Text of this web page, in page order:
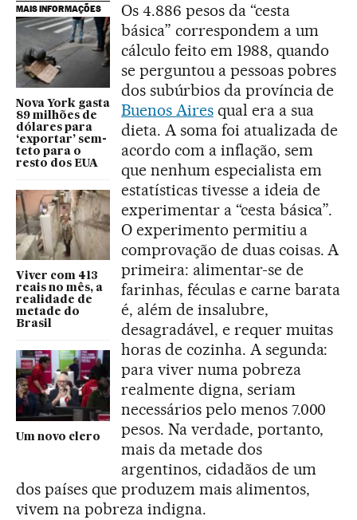
MAIS INFORMAÇÕES
Nova York gasta
89 milhões de
dólares para
‘exportar’ sem-
teto para o
resto dos EUA
Viver com 413
reais no mês, a
realidade de
metade do
Brasil
Um novo clero
Os 4.886 pesos da “cesta
básica” correspondem a um
cálculo feito em 1988, quando
se perguntou a pessoas pobres
dos subúrbios da província de
Buenos Airesqual era a sua
dieta. A soma foi atualizada de
acordo com a inflação, sem
que nenhum especialista em
estatísticas tivesse a ideia de
experimentar a “cesta básica”.
O experimento permitiu a
comprovação de duas coisas. A
primeira: alimentar-se de
farinhas, féculas e carne barata
é, além de insalubre,
desagradável, e requer muitas
horas de cozinha. A segunda:
para viver numa pobreza
realmente digna, seriam
necessários pelo menos 7.000
pesos. Na verdade, portanto,
mais da metade dos
argentinos, cidadãos de um
dos países que produzem mais alimentos,
vivem na pobreza indigna.